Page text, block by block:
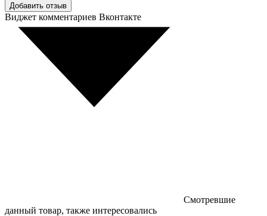
Добавить отзыв
Виджет комментариев Вконтакте
Смотревшие
данный товар, также интересовались